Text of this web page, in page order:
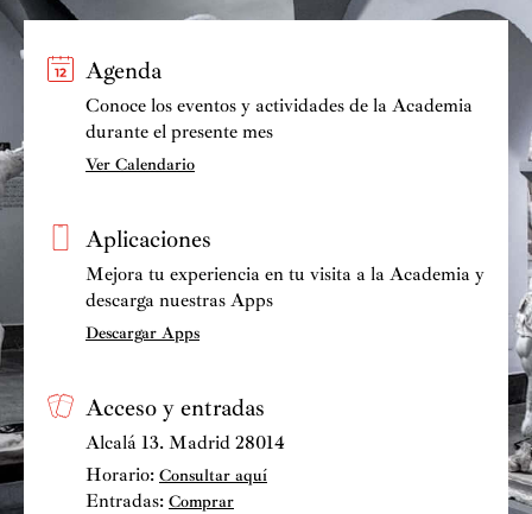
Agenda
Conoce los eventos y actividades de la Academia
durante el presente mes
Ver Calendario
Aplicaciones
Mejora tu experiencia en tu visita a la Academia y
descarga nuestras Apps
Descargar Apps
Acceso y entradas
Alcalá 13. Madrid 28014
Horario: Consultar aquí
Entradas: Comprar